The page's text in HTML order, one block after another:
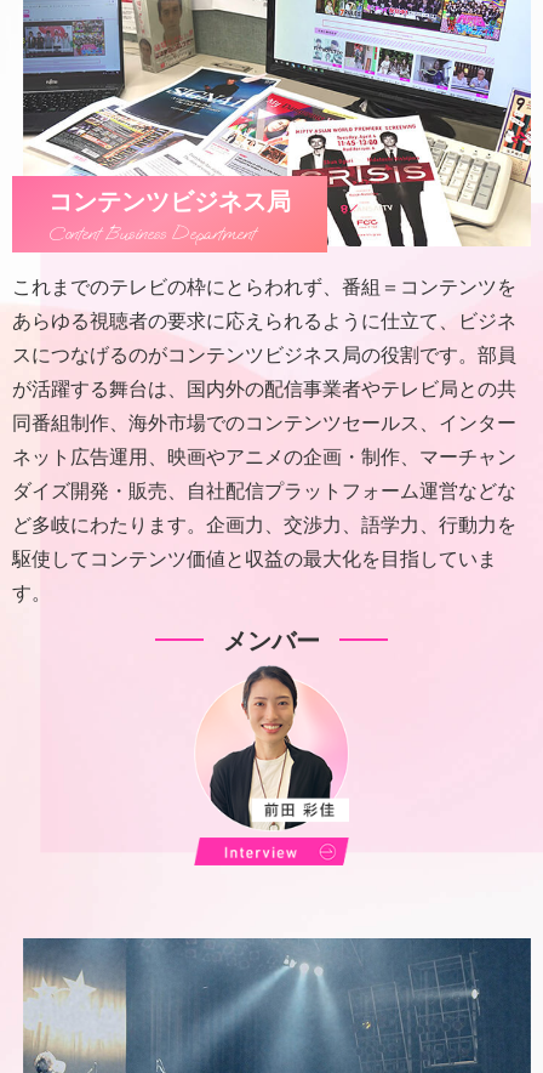
コンテンツビジネス局
Content Business Department
これまでのテレビの枠にとらわれず、番組＝コンテンツを
あらゆる視聴者の要求に応えられるように仕立て、ビジネ
スにつなげるのがコンテンツビジネス局の役割です。部員
が活躍する舞台は、国内外の配信事業者やテレビ局との共
同番組制作、海外市場でのコンテンツセールス、インター
ネット広告運用、映画やアニメの企画・制作、マーチャン
ダイズ開発・販売、自社配信プラットフォーム運営などな
ど多岐にわたります。企画力、交渉力、語学力、行動力を
駆使してコンテンツ価値と収益の最大化を目指していま
す。
メンバー